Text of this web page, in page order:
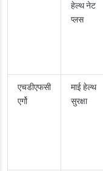
हेल्थ नेट
प्लस
एचडीएफसी
एर्गो
माई हेल्थ
सुरक्षा